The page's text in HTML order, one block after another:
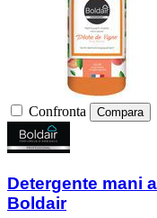
Confronta Compara
Detergente mani
Boldair